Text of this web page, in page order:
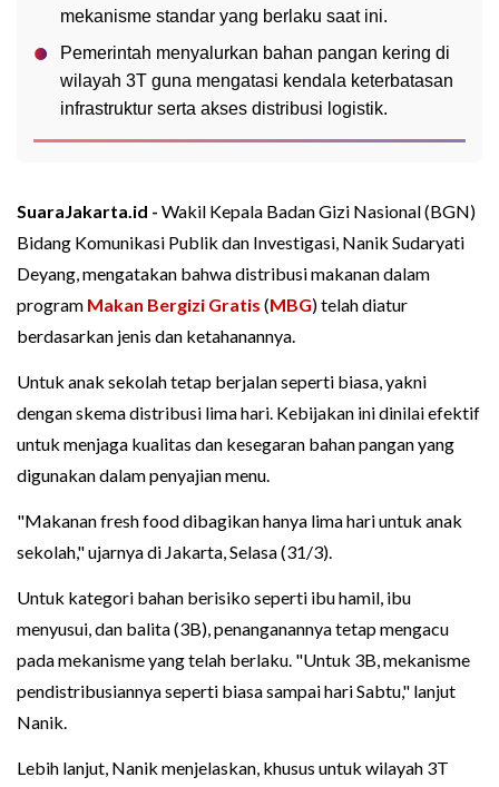
mekanisme standar yang berlaku saat ini.
Pemerintah menyalurkan bahan pangan kering di
wilayah 3T guna mengatasi kendala keterbatasan
infrastruktur serta akses distribusi logistik.
SuaraJakarta.id - Wakil Kepala Badan Gizi Nasional (BGN)
Bidang Komunikasi Publik dan Investigasi, Nanik Sudaryati
Deyang, mengatakan bahwa distribusi makanan dalam
program Makan Bergizi Gratis (MBG) telah diatur
berdasarkan jenis dan ketahanannya.
Untuk anak sekolah tetap berjalan seperti biasa, yakni
dengan skema distribusi lima hari. Kebijakan ini dinilai efektif
untuk menjaga kualitas dan kesegaran bahan pangan yang
digunakan dalam penyajian menu.
"Makanan fresh food dibagikan hanya lima hari untuk anak
sekolah," ujarnya di Jakarta, Selasa (31/3).
Untuk kategori bahan berisiko seperti ibu hamil, ibu
menyusui, dan balita (3B), penanganannya tetap mengacu
pada mekanisme yang telah berlaku. "Untuk 3B, mekanisme
pendistribusiannya seperti biasa sampai hari Sabtu," lanjut
Nanik.
Lebih lanjut, Nanik menjelaskan, khusus untuk wilayah 3T